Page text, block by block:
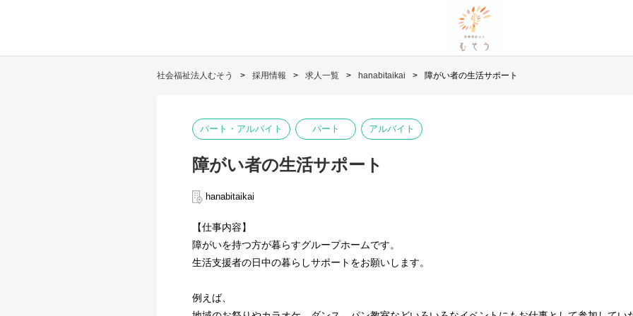
社会福祉法人むそう 採用情報 求人一覧 hanabitaikai 障がい者の生活サポート
パート・アルバイト パート アルバイト
障がい者の生活サポート
hanabitaikai
【仕事内容】
障がいを持つ方が暮らすグループホームです。
生活支援者の日中の暮らしサポートをお願いします。
例えば、